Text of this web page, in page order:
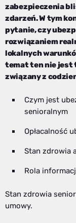
zabezpieczenia
zdarzeń. W tym
pytanie, czy
rozwiązaniem
lokalnych
temat ten nie jest
związany z
Czym jest
senioralnym
Opłacalność
Stan zdrowia
Rola
Stan zdrowia
umowy.